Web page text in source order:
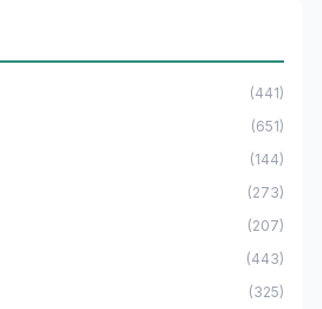
(441)
(651)
(144)
(273)
(207)
(443)
(325)